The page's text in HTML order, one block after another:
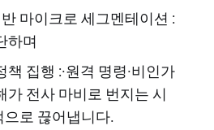
마이크로 세그멘테이션 :
하며
집행 :·원격 명령·비인가
가 전사 마비로 번지는 시
으로 끊어냅니다.